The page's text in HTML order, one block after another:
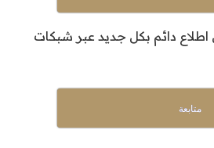
اطلاع دائم بكل جديد عبر شبكات
متابعة